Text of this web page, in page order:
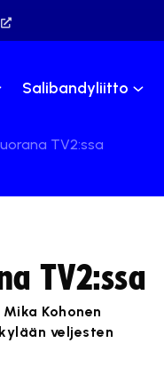
Salibandyliitto
TV2:ssa
TV2:ssa
Kohonen
veljesten